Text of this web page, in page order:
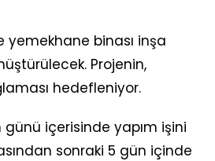
yemekhane binası inşa
Projenin,
hedefleniyor.
içerisinde yapım işini
sonraki 5 gün içinde